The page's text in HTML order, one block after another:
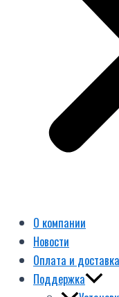
О компании
Новости
Оплата и доставка
Поддержка